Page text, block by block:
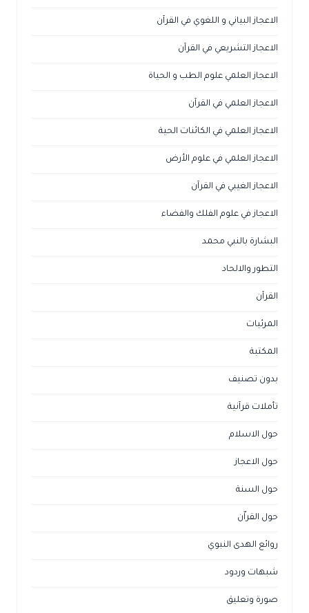
الاعجاز البياني و اللغوي في القرآن
الاعجاز التشريعي في القرآن
الاعجاز العلمي علوم الطب و الحياة
الاعجاز العلمي في القرآن
الاعجاز العلمي في الكائنات الحية
الاعجاز العلمي في علوم الأرض
الاعجاز الغيبي في القرآن
الاعجاز في علوم الفلك والفضاء
البشارة بالنبي محمد
التطور والالحاد
القرآن
المرئيات
المكتبة
بدون تصنيف
تأملات قرآنية
حول الاسلام
حول الاعجاز
حول السنة
حول القراّن
روائع الهدى النبوي
شبهات وردود
صورة وتعليق